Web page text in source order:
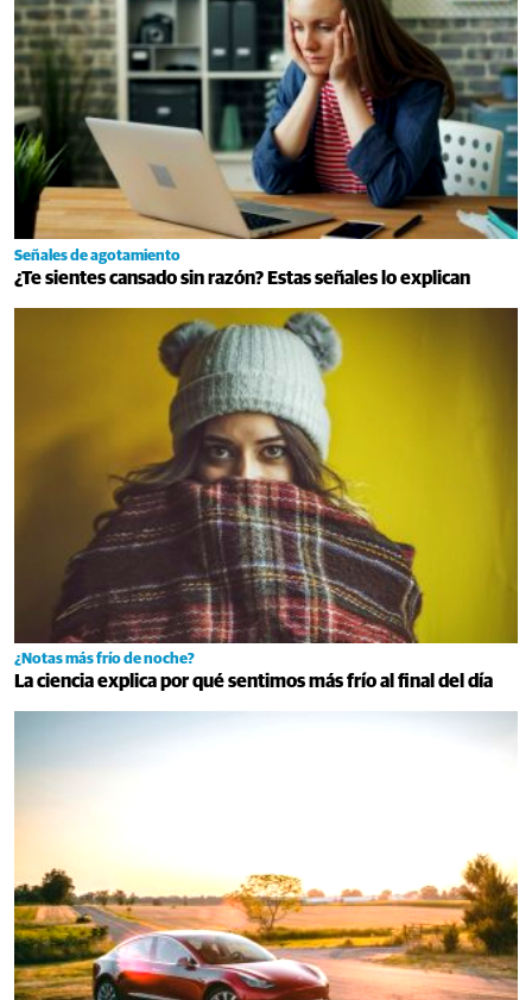
Señales de agotamiento
¿Te sientes cansado sin razón? Estas señales lo explican
¿Notas más frío de noche?
La ciencia explica por qué sentimos más frío al final del día